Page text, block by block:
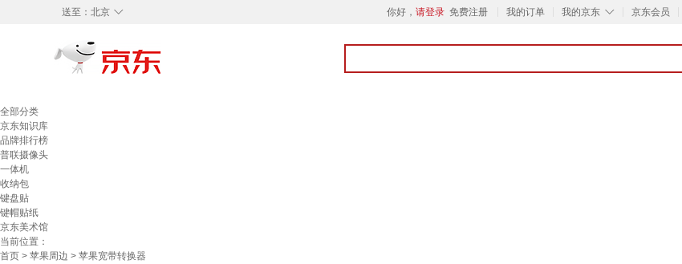
◇
送至： 北京 你好， 请登录 免费注册 我的订单 ◇
我的京东 京东会员
全部分类
京东知识库
品牌排行榜
普联摄像头
一体机
收纳包
键盘贴
键帽贴纸
京东美术馆
当前位置：
首页 > 苹果周边 > 苹果宽带转换器